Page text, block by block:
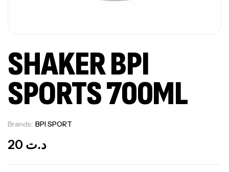
SHAKER BPI
SPORTS 700ML
Brands: BPI SPORT
د.ت